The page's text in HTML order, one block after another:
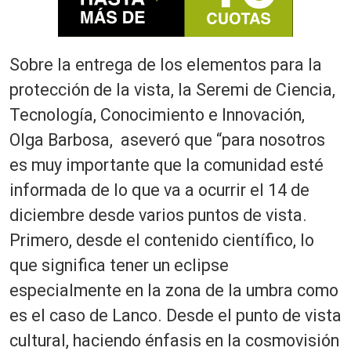
Sobre la entrega de los elementos para la
protección de la vista, la Seremi de Ciencia,
Tecnología, Conocimiento e Innovación,
Olga Barbosa, aseveró que “para nosotros
es muy importante que la comunidad esté
informada de lo que va a ocurrir el 14 de
diciembre desde varios puntos de vista.
Primero, desde el contenido científico, lo
que significa tener un eclipse
especialmente en la zona de la umbra como
es el caso de Lanco. Desde el punto de vista
cultural, haciendo énfasis en la cosmovisión